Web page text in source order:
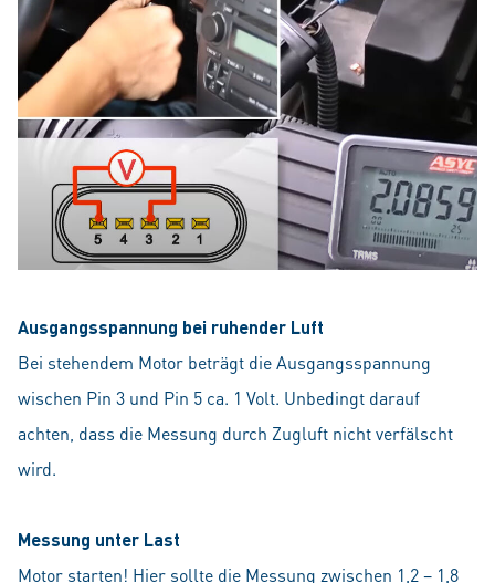
Ausgangsspannung bei ruhender Luft
Bei stehendem Motor beträgt die Ausgangsspannung
wischen Pin 3 und Pin 5 ca. 1 Volt. Unbedingt darauf
achten, dass die Messung durch Zugluft nicht verfälscht
wird.
Messung unter Last
Motor starten! Hier sollte die Messung zwischen 1,2 – 1,8